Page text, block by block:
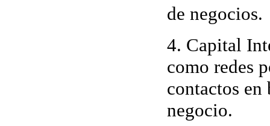
de negocios.
4. Capital
como redes
contactos
negocio.